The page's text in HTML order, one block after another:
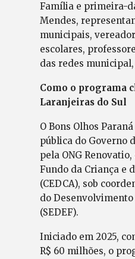
Família e primeira-
Mendes,
municipais,
escolares,
das redes municipal,
Como o programa
Laranjeiras do Sul
O Bons Olhos
pública do Governo
pela ONG
Fundo da Criança e
(CEDCA), sob
do
(SEDEF).
Iniciado em 2025,
R$ 60 milhões, o